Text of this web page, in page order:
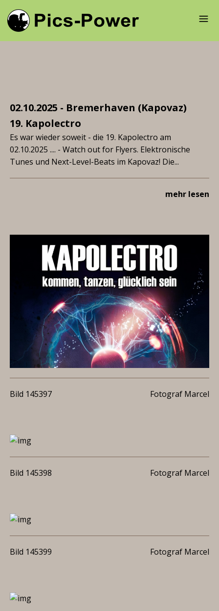
02.10.2025 - Bremerhaven (Kapovaz)
19. Kapolectro
Es war wieder soweit - die 19. Kapolectro am
02.10.2025 .... - Watch out for Flyers. Elektronische
Tunes und Next-Level-Beats im Kapovaz! Die...
mehr lesen
Bild 145397 Fotograf Marcel
Bild 145398 Fotograf Marcel
Bild 145399 Fotograf Marcel